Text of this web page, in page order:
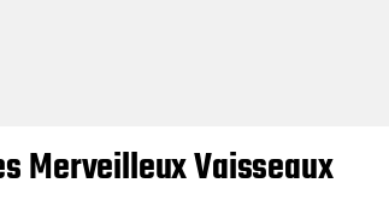
Merveilleux Vaisseaux